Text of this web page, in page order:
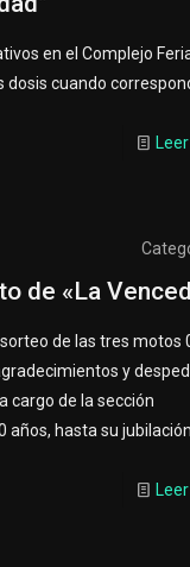
en el Complejo
cuando
de «La
de las tres motos
y
cargo de la sección
hasta su jubilación.